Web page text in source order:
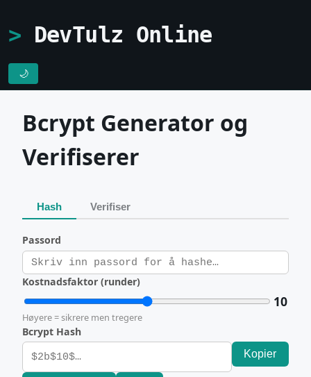
DevTulz Online
🌙
Bcrypt Generator og
Verifiserer
Hash Verifiser
Passord
Kostnadsfaktor (runder)
10
Høyere = sikrere men tregere
Bcrypt Hash
Kopier